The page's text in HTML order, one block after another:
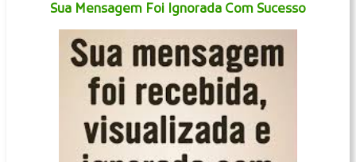
Sua Mensagem Foi Ignorada Com Sucesso